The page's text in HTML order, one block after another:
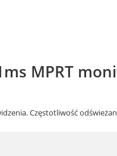
MPRT
Częstotliwość